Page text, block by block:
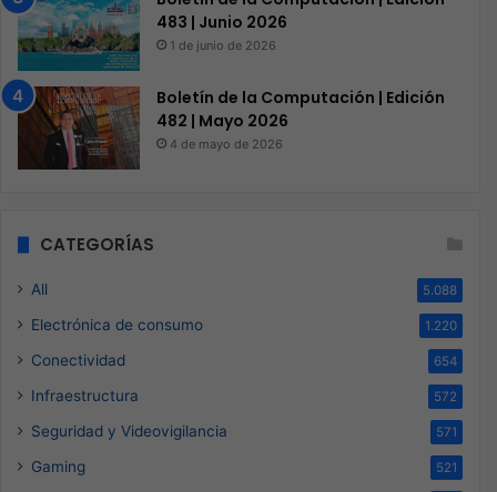
483 | Junio 2026
1 de junio de 2026
Boletín de la Computación | Edición
482 | Mayo 2026
4 de mayo de 2026
CATEGORÍAS
All 5.088
Electrónica de consumo 1.220
Conectividad 654
Infraestructura 572
Seguridad y Videovigilancia 571
Gaming 521